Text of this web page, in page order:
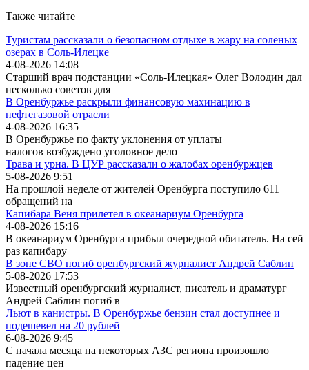
Также читайте
Туристам рассказали о безопасном отдыхе в жару на соленых
озерах в Соль-Илецке
4-08-2026 14:08
Старший врач подстанции «Соль-Илецкая» Олег Володин дал
несколько советов для
В Оренбуржье раскрыли финансовую махинацию в
нефтегазовой отрасли
4-08-2026 16:35
В Оренбуржье по факту уклонения от уплаты
налогов возбуждено уголовное дело
Трава и урна. В ЦУР рассказали о жалобах оренбуржцев
5-08-2026 9:51
На прошлой неделе от жителей Оренбурга поступило 611
обращений на
Капибара Веня прилетел в океанариум Оренбурга
4-08-2026 15:16
В океанариум Оренбурга прибыл очередной обитатель. На сей
раз капибару
В зоне СВО погиб оренбургский журналист Андрей Саблин
5-08-2026 17:53
Известный оренбургский журналист, писатель и драматург
Андрей Саблин погиб в
Льют в канистры. В Оренбуржье бензин стал доступнее и
подешевел на 20 рублей
6-08-2026 9:45
С начала месяца на некоторых АЗС региона произошло
падение цен